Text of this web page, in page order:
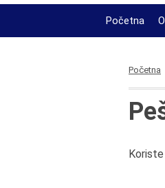
Početna
Početna